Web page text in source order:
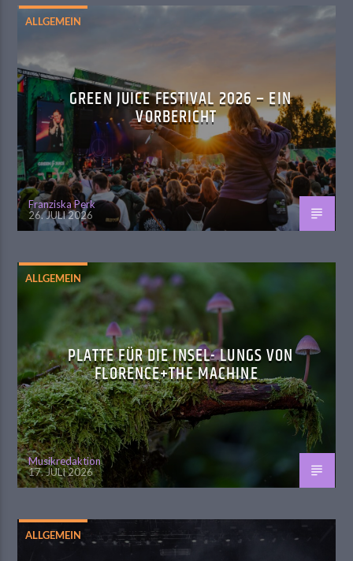
ALLGEMEIN
GREEN JUICE FESTIVAL 2026 – EIN
VORBERICHT
Franziska Perk
26. JULI 2026
ALLGEMEIN
PLATTE FÜR DIE INSEL- LUNGS VON
FLORENCE+THE MACHINE
Musikredaktion
17. JULI 2026
ALLGEMEIN